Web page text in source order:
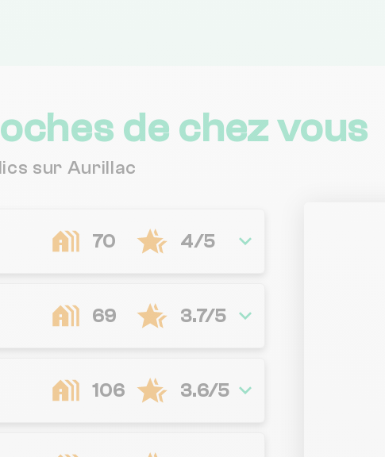
de chez vous
sur Aurillac
70 4/5
69 3.7/5
106 3.6/5